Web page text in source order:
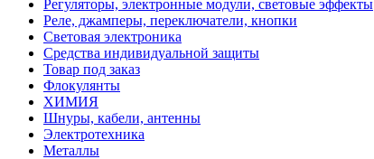
Регуляторы, электронные модули, световые эффекты
Реле, джамперы, переключатели, кнопки
Световая электроника
Средства индивидуальной защиты
Товар под заказ
Флокулянты
ХИМИЯ
Шнуры, кабели, антенны
Электротехника
Металлы